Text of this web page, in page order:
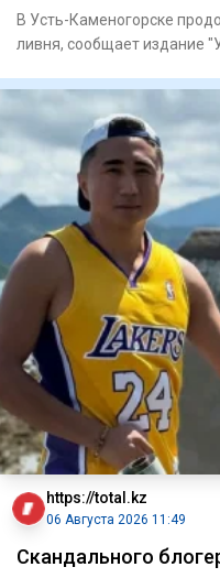
В Усть-Каменогорске
ливня, сообщает издание
https://total.kz
06 Августа 2026 11:49
Скандального